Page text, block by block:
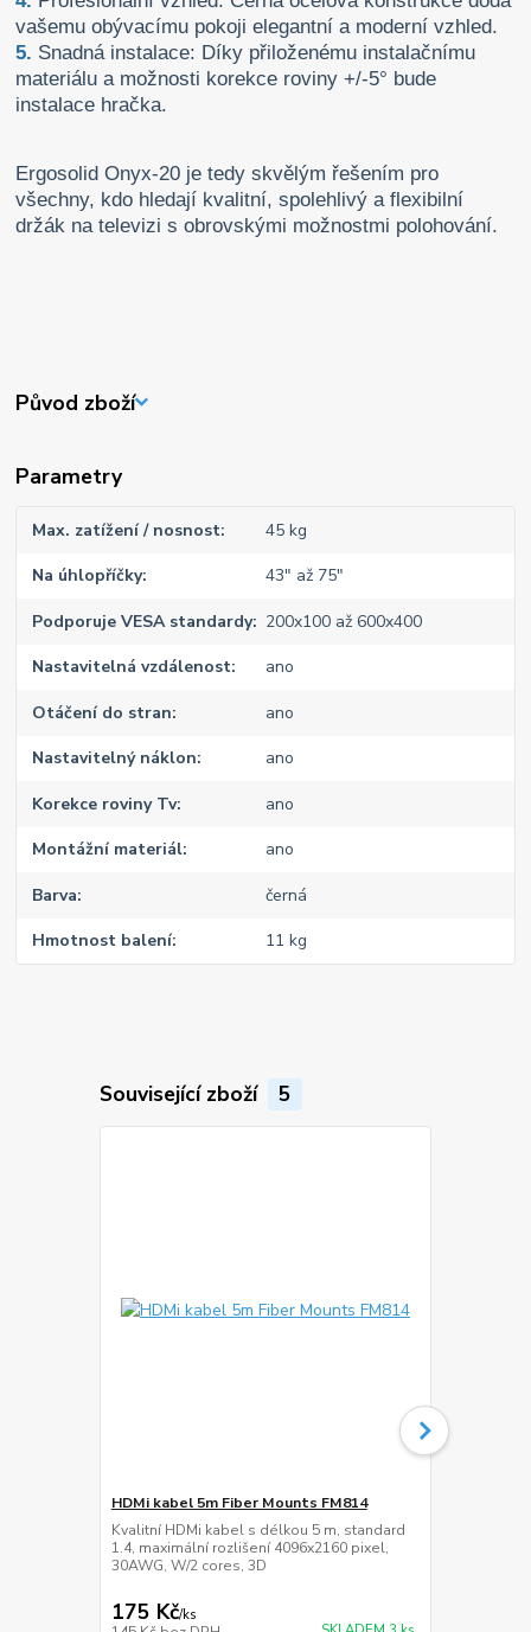
vašemu obývacímu pokoji elegantní a moderní vzhled.
5. Snadná instalace: Díky přiloženému instalačnímu
materiálu a možnosti korekce roviny +/-5° bude
instalace hračka.
Ergosolid Onyx-20 je tedy skvělým řešením pro
všechny, kdo hledají kvalitní, spolehlivý a flexibilní
držák na televizi s obrovskými možnostmi polohování.
Původ zboží
Parametry
Max. zatížení / nosnost 45 kg
Na úhlopříčky 43" až 75"
Podporuje VESA standardy 200x100 až 600x400
Nastavitelná vzdálenost ano
Otáčení do stran ano
Nastavitelný náklon ano
Korekce roviny Tv ano
Montážní materiál ano
Barva černá
Hmotnost balení 11 kg
Související zboží 5
HDMi kabel 5m Fiber Mounts FM814
Kvalitní HDMi kabel s délkou 5 m, standard
1.4, maximální rozlišení 4096x2160 pixel,
30AWG, W/2 cores, 3D
175 Kč/ks